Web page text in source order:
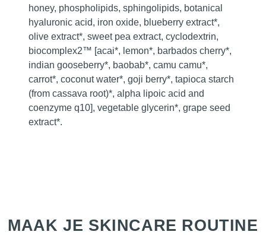
honey, phospholipids, sphingolipids, botanical
hyaluronic acid, iron oxide, blueberry extract*,
olive extract*, sweet pea extract, cyclodextrin,
biocomplex2™ [acai*, lemon*, barbados cherry*,
indian gooseberry*, baobab*, camu camu*,
carrot*, coconut water*, goji berry*, tapioca starch
(from cassava root)*, alpha lipoic acid and
coenzyme q10], vegetable glycerin*, grape seed
extract*.
MAAK JE SKINCARE ROUTINE